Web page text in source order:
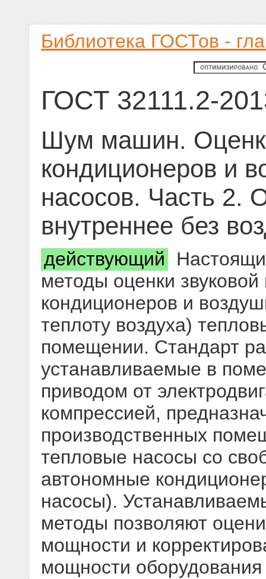
Библиотека ГОСТов -
ГОСТ 32111.2-
Шум машин.
кондиционеров и
насосов. Часть 2.
внутреннее без
действующий
методы оценки
кондиционеров и
теплоту воздуха)
помещении. Стандарт
устанавливаемые в
приводом от
компрессией,
производственных
тепловые насосы со
автономные
насосы).
методы позволяют
мощности и
мощности оборудования